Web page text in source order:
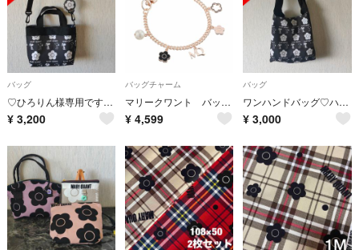
バッグ
♡ひろりん様専用です♡缶バッチ付きミニトート♡ハンドメイド
¥ 3,200
バッグチャーム
マリークワント バッグチャーム ピンク
¥ 4,599
バッグ
ワンハンドバッグ♡ハンドメイド
¥ 3,000